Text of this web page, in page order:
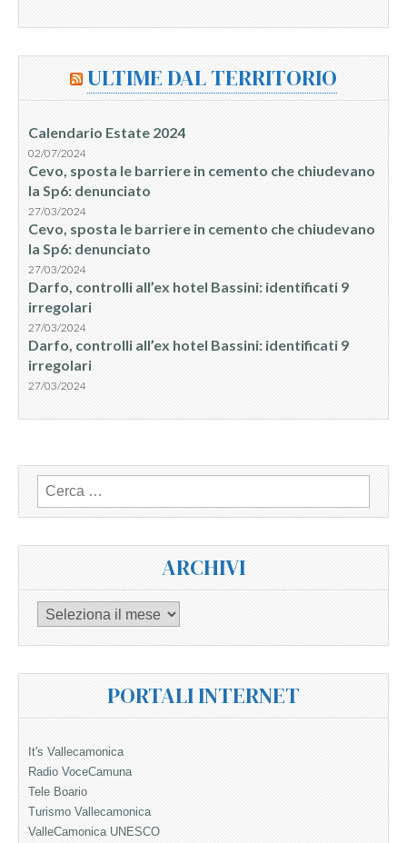
ULTIME DAL TERRITORIO
Calendario Estate 2024
02/07/2024
Cevo, sposta le barriere in cemento che chiudevano
la Sp6: denunciato
27/03/2024
Cevo, sposta le barriere in cemento che chiudevano
la Sp6: denunciato
27/03/2024
Darfo, controlli all’ex hotel Bassini: identificati 9
irregolari
27/03/2024
Darfo, controlli all’ex hotel Bassini: identificati 9
irregolari
27/03/2024
Ricerca
per:
ARCHIVI
Archivi
PORTALI INTERNET
It's Vallecamonica
Radio VoceCamuna
Tele Boario
Turismo Vallecamonica
ValleCamonica UNESCO